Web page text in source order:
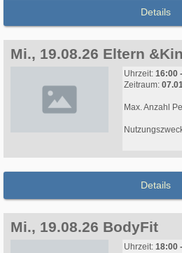
Details
Mi., 19.08.26 Eltern
Uhrzeit: 16:00
Zeitraum:
Max. Anzahl
Details
Mi., 19.08.26 BodyFit
Uhrzeit: 18:00